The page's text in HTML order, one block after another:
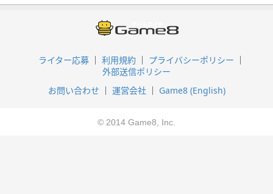
ライター応募 利用規約
プライバシーポリシー
外部送信ポリシー
お問い合わせ
運営会社 Game8 (English)
© 2014 Game8, Inc.